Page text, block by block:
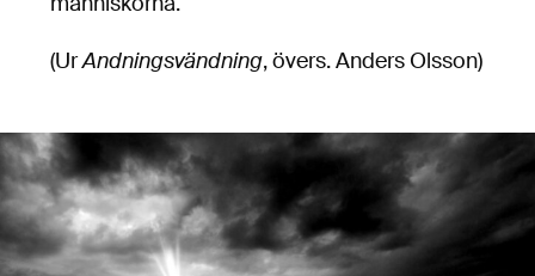
(UrAndningsvändning, övers. Anders Olsson)